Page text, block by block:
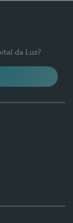
da Luz?